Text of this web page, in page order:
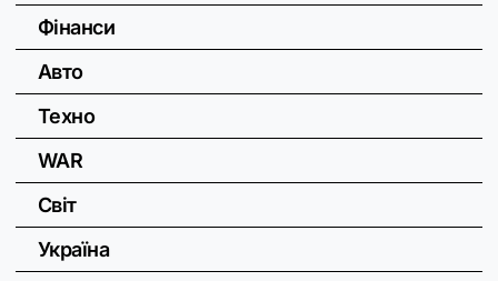
Фінанси
Авто
Техно
WAR
Світ
Україна